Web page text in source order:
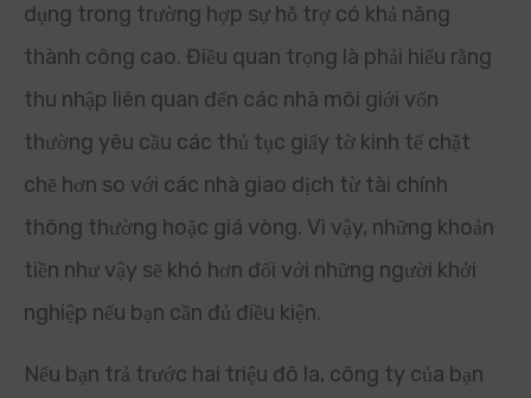
dụng trong trường hợp sự hỗ trợ có khả năng
thành công cao. Điều quan trọng là phải hiểu rằng
thu nhập liên quan đến các nhà môi giới vốn
thường yêu cầu các thủ tục giấy tờ kinh tế chặt
chẽ hơn so với các nhà giao dịch từ tài chính
thông thường hoặc giá vòng. Vì vậy, những khoản
tiền như vậy sẽ khó hơn đối với những người khởi
nghiệp nếu bạn cần đủ điều kiện.
Nếu bạn trả trước hai triệu đô la, công ty của bạn